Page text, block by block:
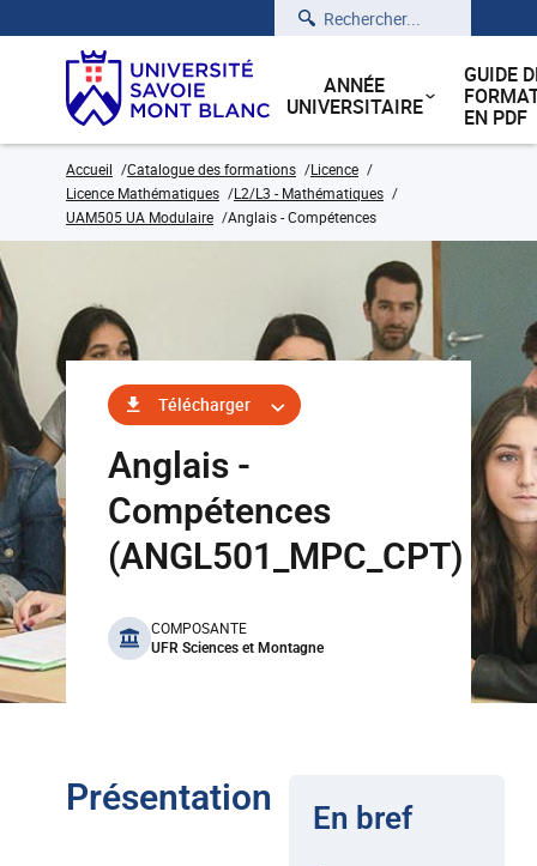
Rechercher
ANNÉE
UNIVERSITAIRE
GUIDE
EN PDF
Accueil Catalogue des formations
Licence
Licence Mathématiques
L2/L3 - Mathématiques
UAM505 UA Modulaire
Anglais - Compétences
Télécharger
Anglais -
Compétences
(ANGL501_MPC_CPT)
benefits
COMPOSANTE
UFR Sciences et Montagne
Présentation En bref